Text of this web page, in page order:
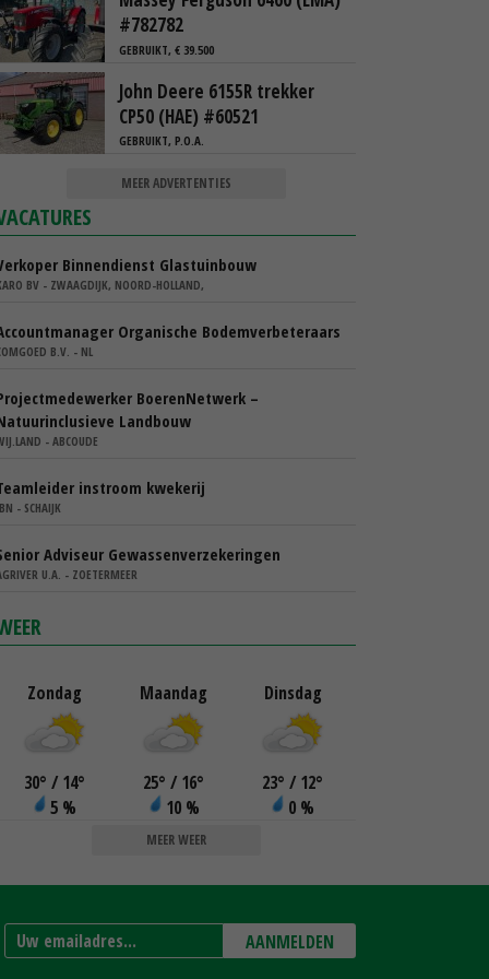
#782782
GEBRUIKT, € 39.500
John Deere 6155R trekker
CP50 (HAE) #60521
GEBRUIKT, P.O.A.
MEER ADVERTENTIES
Binnendienst Glastuinbouw
BV - ZWAAGDIJK, NOORD-HOLLAND,
Organische Bodemverbeteraars
B.V. - NL
BoerenNetwerk –
Landbouw
- ABCOUDE
instroom kwekerij
- SCHAIJK
Adviseur Gewassenverzekeringen
U.A. - ZOETERMEER
Zondag
30° / 14°
5 %
Maandag
25° / 16°
10 %
Dinsdag
23° / 12°
0 %
MEER WEER
AANMELDEN